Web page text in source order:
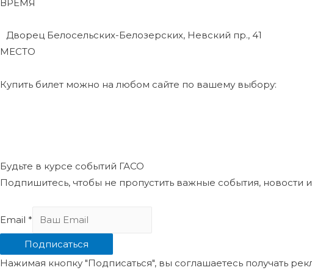
ВРЕМЯ
Дворец Белосельских-Белозерских, Невский пр., 41
МЕСТО
Купить билет можно на любом сайте по вашему выбору:
Будьте в курсе событий ГАСО
Подпишитесь, чтобы не пропустить важные события, новости
Email *
Подписаться
Нажимая кнопку "Подписаться", вы соглашаетесь получать